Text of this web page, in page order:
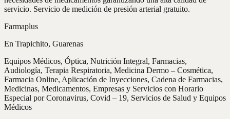
servicio. Servicio de medición de presión arterial gratuito.
Farmaplus
En Trapichito, Guarenas
Equipos Médicos, Óptica, Nutrición Integral, Farmacias,
Audiología, Terapia Respiratoria, Medicina Dermo – Cosmética,
Farmacia Online, Aplicación de Inyecciones, Cadena de Farmacias,
Medicinas, Medicamentos, Empresas y Servicios con Horario
Especial por Coronavirus, Covid – 19, Servicios de Salud y Equipos
Médicos